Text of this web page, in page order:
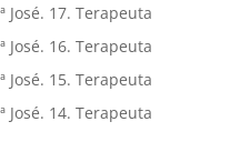
17. Terapeuta
16. Terapeuta
15. Terapeuta
14. Terapeuta